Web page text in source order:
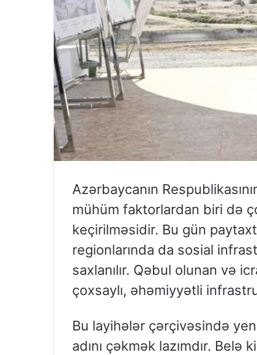
Azərbaycanın
mühüm faktorlardan biri də
keçirilməsidir. Bu gün
regionlarında da sosial
saxlanılır. Qəbul olunan və
çoxsaylı, əhəmiyyətli
Bu layihələr çərçivəsində
adını çəkmək lazımdır.